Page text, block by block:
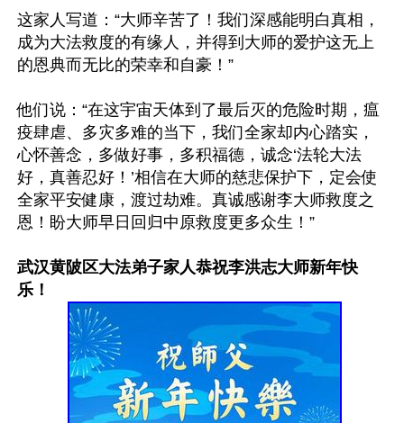
这家人写道：“大师辛苦了！我们深感能明白真相，
成为大法救度的有缘人，并得到大师的爱护这无上
的恩典而无比的荣幸和自豪！”
他们说：“在这宇宙天体到了最后灭的危险时期，瘟
疫肆虐、多灾多难的当下，我们全家却内心踏实，
心怀善念，多做好事，多积福德，诚念‘法轮大法
好，真善忍好！’相信在大师的慈悲保护下，定会使
全家平安健康，渡过劫难。真诚感谢李大师救度之
恩！盼大师早日回归中原救度更多众生！”
武汉黄陂区大法弟子家人恭祝李洪志大师新年快
乐！